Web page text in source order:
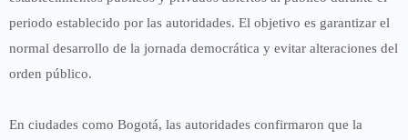
periodo establecido por las autoridades. El objetivo es garantizar el
normal desarrollo de la jornada democrática y evitar alteraciones del
orden público.
En ciudades como Bogotá, las autoridades confirmaron que la